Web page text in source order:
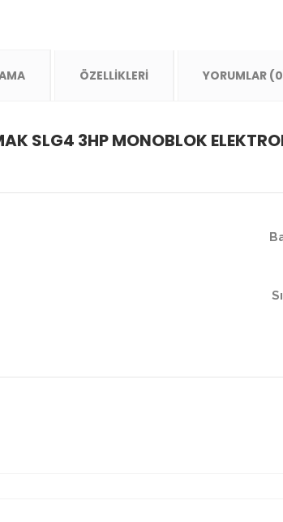
ÖZELLİKLERİ YORUMLAR
SLG4 3HP MONOBLOK